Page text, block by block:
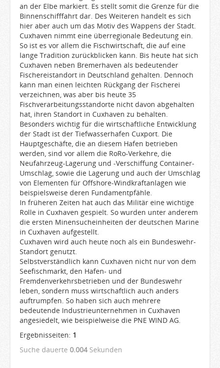
an der Elbe markiert. Es stellt somit die Grenze für die
Binnenschifffahrt dar. Des Weiteren handelt es sich
hier aber auch um das Motiv des Wappens der Stadt.
Cuxhaven nimmt eine überregionale Bedeutung ein.
So ist es vor allem die Fischwirtschaft, die auf eine
lange Tradition zurückblicken kann. Bis heute hat sich
Cuxhaven neben Bremerhaven als bedeutender
Fischereistandort in Deutschland gehalten. Dennoch
kann man einen leichten Rückgang der Fischerei
verzeichnen, was aber bis heute 35
Fischverarbeitungsstandorte nicht davon abgehalten
hat, ihren Standort in Cuxhaven zu behalten.
Besonders wichtig für die wirtschaftliche Entwicklung
der Stadt ist der Tiefwasserhafen Cuxport. Die
Hauptgeschäfte, die an diesem Hafen betrieben
werden, sind vor allem die RoRo-Verkehre, die
Neufahrzeug-Lagerung und -Verschiffung Container-
Umschlag, sowie die Lagerung und auch der Umschlag
von Elementen für Offshore-Windkraftanlagen wie
beispielsweise deren Fundamentpfähle.
In früheren Zeiten hat auch das Militär eine wichtige
Rolle in Cuxhaven gespielt. So wurden unter anderem
die ersten Minensucheinheiten der deutschen Marine
in Cuxhaven aufgestellt.
Cuxhaven wird auch heute noch als ein Bundeswehr-
Standort genutzt.
Selbstverständlich kann Cuxhaven nicht nur von dem
Seefischmarkt, den Hafen- und
Fremdenverkehrsbetrieben und der Bundeswehr
leben, sondern muss wirtschaftlich auch anders
auftrumpfen. So haben sich auch mehrere
bedeutende Industrieunternehmen in Cuxhaven
angesiedelt, wie beispielweise die PNE WIND AG.
Ergebnisseiten: 1
Suche dauerte 0.004Sekunden